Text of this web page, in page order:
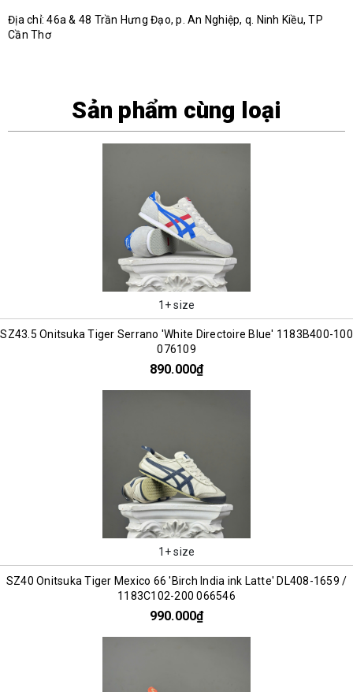
Địa chỉ: 46a & 48 Trần Hưng Đạo, p. An Nghiệp, q. Ninh Kiều, TP
Cần Thơ
Sản phẩm cùng loại
1+ size
SZ43.5 Onitsuka Tiger Serrano 'White Directoire Blue' 1183B400-100
076109
890.000₫
1+ size
SZ40 Onitsuka Tiger Mexico 66 'Birch India ink Latte' DL408-1659 /
1183C102-200 066546
990.000₫